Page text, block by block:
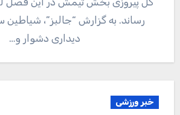
رساند. به گزارش “جالبز”،
دیداری دشوار و…
خبر ورزشی